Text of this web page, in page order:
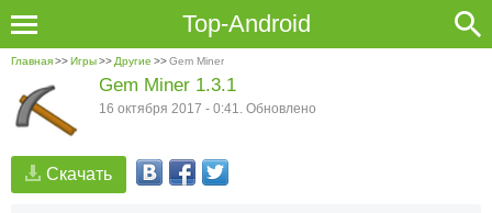
Top-Android
Главная>>Игры>> Другие >>Gem Miner
Скачать
Gem Miner 1.3.1
16 октября 2017 - 0:41. Обновлено